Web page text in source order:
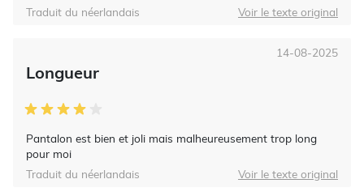
Traduit du néerlandais Voir le texte original
Longueur
Pantalon est bien et joli mais malheureusement trop long
pour moi
14-08-2025
Traduit du néerlandais Voir le texte original